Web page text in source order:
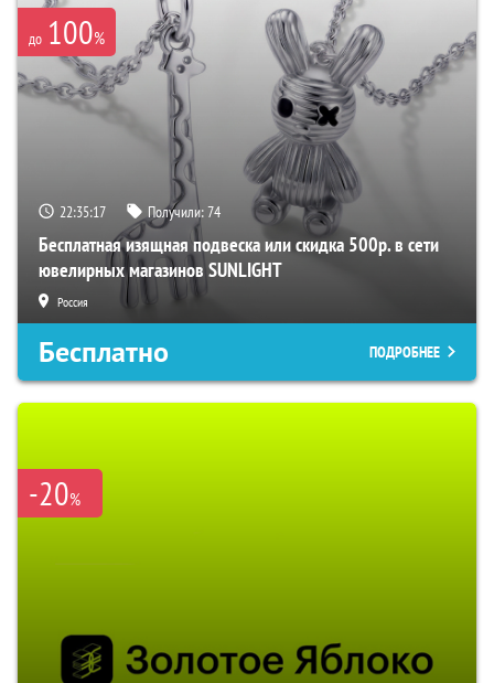
до 100%
22:35:15 Получили:74
Бесплатная изящная подвеска или скидка 500р. в сети
ювелирных магазинов SUNLIGHT
Россия
Бесплатно ПОДРОБНЕЕ
-20%